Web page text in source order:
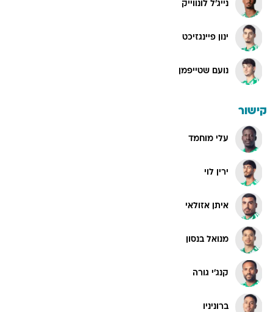
נייג'ל לונווייק
ינון פיינגזיכט
נועם שטייפמן
קישור
עלי מוחמד
ירין לוי
איתן אזולאי
מנואל בנסון
קנג'י גורה
ברוניניו